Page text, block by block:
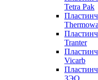
Tetra Pak
Tranter
Vicarb
ЗЭО